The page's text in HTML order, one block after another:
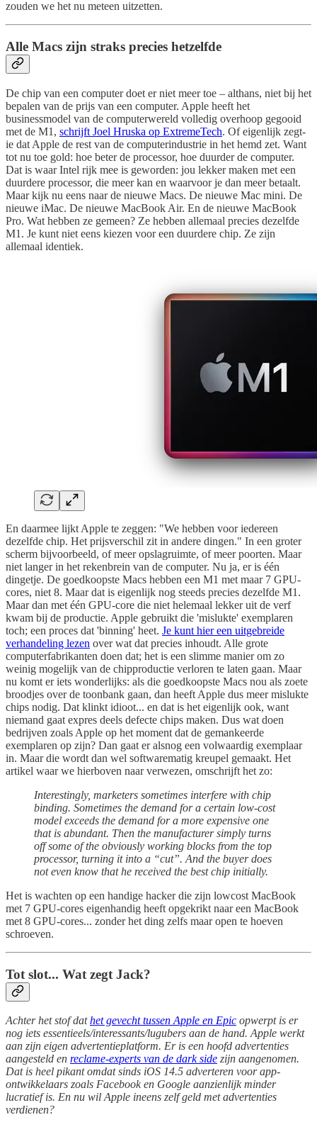
zouden we het nu meteen uitzetten.
Alle Macs zijn straks precies hetzelfde
De chip van een computer doet er niet meer toe – althans, niet bij het
bepalen van de prijs van een computer. Apple heeft het
businessmodel van de computerwereld volledig overhoop gegooid
met de M1, schrijft Joel Hruska op ExtremeTech. Of eigenlijk zegt-
ie dat Apple de rest van de computerindustrie in het hemd zet. Want
tot nu toe gold: hoe beter de processor, hoe duurder de computer.
Dat is waar Intel rijk mee is geworden: jou lekker maken met een
duurdere processor, die meer kan en waarvoor je dan meer betaalt.
Maar kijk nu eens naar de nieuwe Macs. De nieuwe Mac mini. De
nieuwe iMac. De nieuwe MacBook Air. En de nieuwe MacBook
Pro. Wat hebben ze gemeen? Ze hebben allemaal precies dezelfde
M1. Je kunt niet eens kiezen voor een duurdere chip. Ze zijn
allemaal identiek.
En daarmee lijkt Apple te zeggen: "We hebben voor iedereen
dezelfde chip. Het prijsverschil zit in andere dingen." In een groter
scherm bijvoorbeeld, of meer opslagruimte, of meer poorten. Maar
niet langer in het rekenbrein van de computer. Nu ja, er is één
dingetje. De goedkoopste Macs hebben een M1 met maar 7 GPU-
cores, niet 8. Maar dat is eigenlijk nog steeds precies dezelfde M1.
Maar dan met één GPU-core die niet helemaal lekker uit de verf
kwam bij de productie. Apple gebruikt die 'mislukte' exemplaren
toch; een proces dat 'binning' heet. Je kunt hier een uitgebreide
verhandeling lezen over wat dat precies inhoudt. Alle grote
computerfabrikanten doen dat; het is een slimme manier om zo
weinig mogelijk van de chipproductie verloren te laten gaan. Maar
nu komt er iets wonderlijks: als die goedkoopste Macs nou als zoete
broodjes over de toonbank gaan, dan heeft Apple dus meer mislukte
chips nodig. Dat klinkt idioot... en dat is het eigenlijk ook, want
niemand gaat expres deels defecte chips maken. Dus wat doen
bedrijven zoals Apple op het moment dat de gemankeerde
exemplaren op zijn? Dan gaat er alsnog een volwaardig exemplaar
in. Maar die wordt dan wel softwarematig kreupel gemaakt. Het
artikel waar we hierboven naar verwezen, omschrijft het zo:
Interestingly, marketers sometimes interfere with chip
binding. Sometimes the demand for a certain low-cost
model exceeds the demand for a more expensive one
that is abundant. Then the manufacturer simply turns
off some of the obviously working blocks from the top
processor, turning it into a “cut”. And the buyer does
not even know that he received the best chip initially.
Het is wachten op een handige hacker die zijn lowcost MacBook
met 7 GPU-cores eigenhandig heeft opgekrikt naar een MacBook
met 8 GPU-cores... zonder het ding zelfs maar open te hoeven
schroeven.
Tot slot... Wat zegt Jack?
Achter het stof dathet gevecht tussen Apple en Epic opwerpt is er
nog iets essentieels/interessants/lugubers aan de hand. Apple werkt
aan zijn eigen advertentieplatform. Er is een hoofd advertenties
aangesteld en reclame-experts van de dark side zijn aangenomen.
Dat is heel pikant omdat sinds iOS 14.5 adverteren voor app-
ontwikkelaars zoals Facebook en Google aanzienlijk minder
lucratief is. En nu wil Apple ineens zelf geld met advertenties
verdienen?